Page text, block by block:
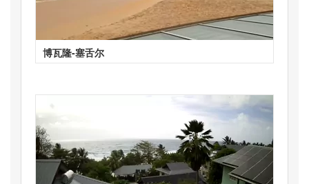
博瓦隆-塞舌尔